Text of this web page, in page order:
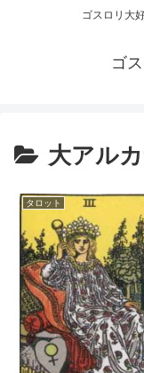
ゴスロリ大
ゴ
大アル
タロット